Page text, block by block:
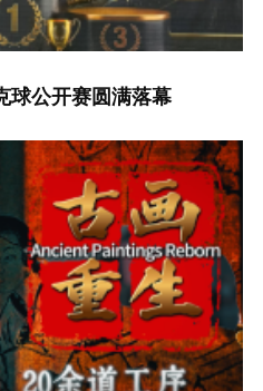
公开赛圆满落幕